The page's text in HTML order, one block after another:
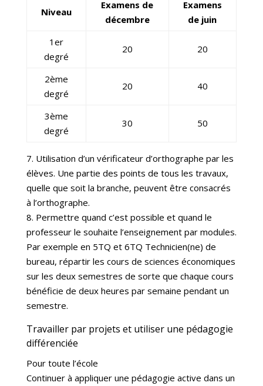
Niveau
Examens de
décembre
Examens
de juin
1er
degré
20 20
2ème
degré
20 40
3ème
degré
30 50
7. Utilisation d’un vérificateur d’orthographe par les
élèves. Une partie des points de tous les travaux,
quelle que soit la branche, peuvent être consacrés
à l’orthographe.
8. Permettre quand c’est possible et quand le
professeur le souhaite l’enseignement par modules.
Par exemple en 5TQ et 6TQ Technicien(ne) de
bureau, répartir les cours de sciences économiques
sur les deux semestres de sorte que chaque cours
bénéficie de deux heures par semaine pendant un
semestre.
Travailler par projets et utiliser une pédagogie
différenciée
Pour toute l’école
Continuer à appliquer une pédagogie active dans un